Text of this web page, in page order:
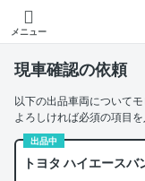
メニュー
現車確認の依頼
以下の出品車両について
よろしければ必須の項目
出品中
トヨタ ハイエース